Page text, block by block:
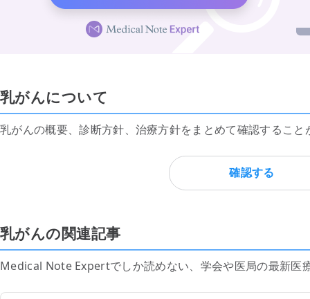
乳がんについて
乳がんの概要、診断方針、治療方針をまとめて確認すること
確認する
乳がんの関連記事
Medical Note Expertでしか読めない、学会や医局の最新医